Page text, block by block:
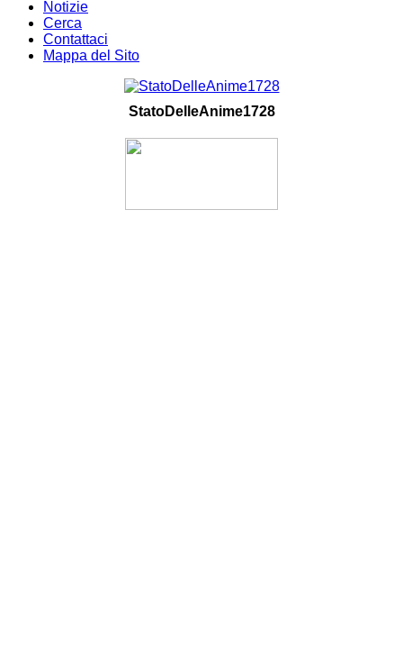
Notizie
Cerca
Contattaci
Mappa del Sito
StatoDelleAnime1728